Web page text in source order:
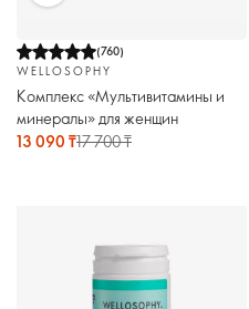
(760)
WELLOSOPHY
Комплекс «Мультивитамины и
минералы» для женщин
13 090 ₸17 700 ₸